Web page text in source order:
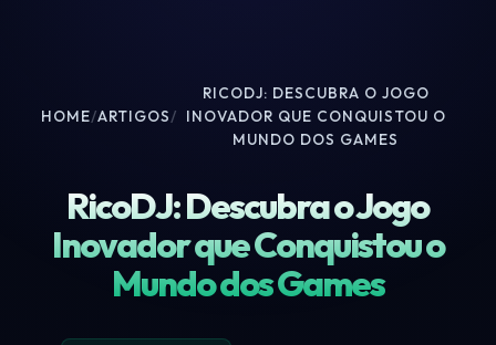
HOME/ARTIGOS/
RICODJ: DESCUBRA O JOGO
INOVADOR QUE CONQUISTOU O
MUNDO DOS GAMES
RicoDJ: Descubra o Jogo
Inovador que Conquistou o
Mundo dos Games